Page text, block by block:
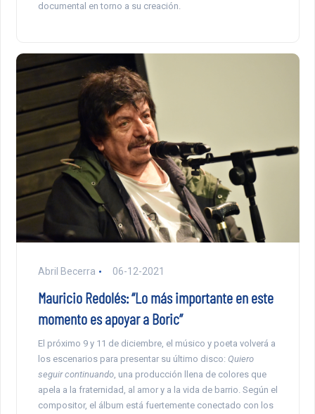
documental en torno a su creación.
Abril Becerra 06-12-2021
Mauricio Redolés: “Lo más importante en este
momento es apoyar a Boric”
El próximo 9 y 11 de diciembre, el músico y poeta volverá a
los escenarios para presentar su último disco: Quiero
seguir continuando, una producción llena de colores que
apela a la fraternidad, al amor y a la vida de barrio. Según el
compositor, el álbum está fuertemente conectado con los